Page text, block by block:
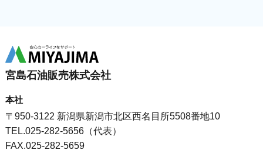
宮島石油販売株式会社
本社
〒950-3122 新潟県新潟市北区西名目所5508番地10
TEL.025-282-5656（代表）
FAX.025-282-5659